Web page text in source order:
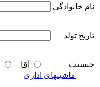
ماشینهای اداری
نام خانوادگی
تاریخ تولد
جنسیت آقا